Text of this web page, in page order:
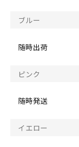
ブルー
随時出荷
ピンク
随時発送
イエロー